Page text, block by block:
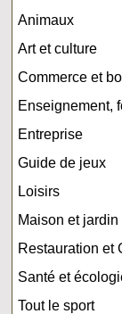
Animaux
Art et culture
Commerce et
Enseignement,
Entreprise
Guide de jeux
Loisirs
Maison et jardin
Restauration et
Santé et
Tout le sport